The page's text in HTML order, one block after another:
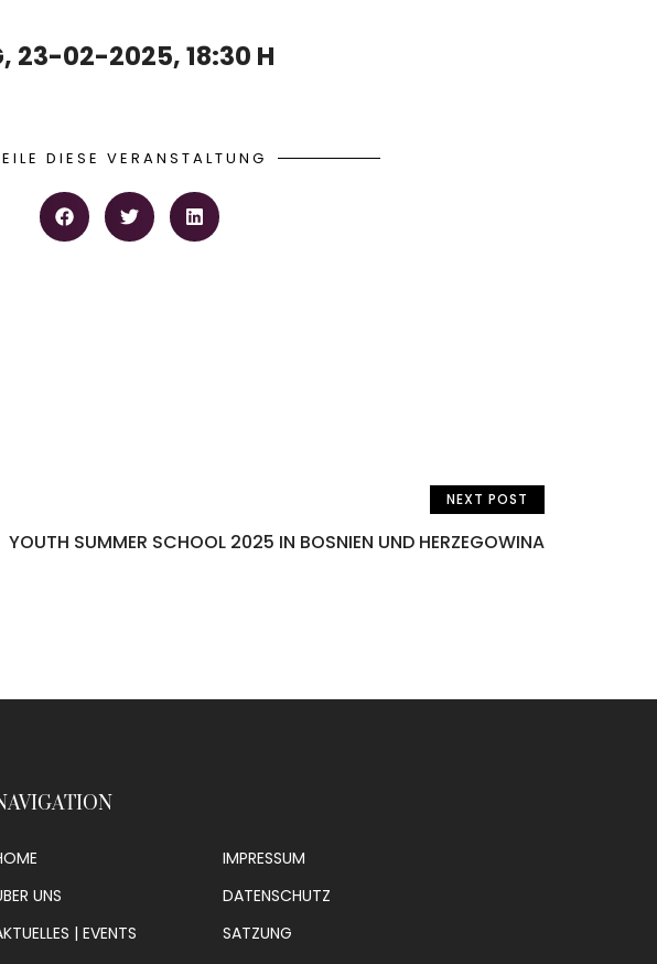
23-02-2025, 18:30 H
DIESE VERANSTALTUNG
NEXT POST
YOUTH SUMMER SCHOOL 2025 IN BOSNIEN UND HERZEGOWINA
UNS
| EVENTS
IMPRESSUM
DATENSCHUTZ
SATZUNG